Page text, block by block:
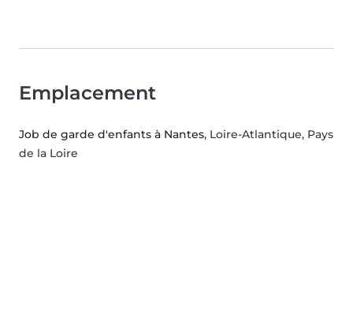
Emplacement
Job de garde d'enfants à Nantes, Loire-Atlantique, Pays
de la Loire